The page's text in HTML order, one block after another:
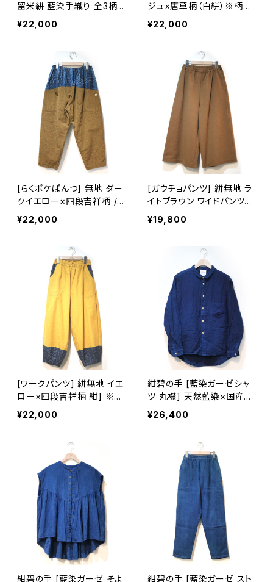
留米絣 藍染手織り 全3柄
池田絣工房 ※桐箱入り可
(別途200円)
¥22,000
ジュ×唐草柄（白絣）※柄部
分：手織り久留米絣使用 池
田絣工房
¥22,000
[らくポケぱんつ] 無地 ダー
クイエロー×四段吉祥柄 /
縞 ※柄部分：藍染手織り久
留米絣使用 池田絣工房
¥22,000
[ガウチョパンツ] 絣無地 ラ
イトブラウン ワイドパンツ
久留米絣使用 池田絣工房
¥19,800
[ワークパンツ] 絣無地 イエ
ロー×四段吉祥柄 紺] ※柄
部分：藍染手織り久留米絣
使用 池田絣工房
¥22,000
紺碧の手 [藍染ガーゼシャ
ツ 丸襟] 天然藍染×国産ガ
ーゼ M・L ※職人手染め
¥26,400
紺碧の手 [藍染ガーゼ そよ 紺碧の手 [藍染ガーゼ スト